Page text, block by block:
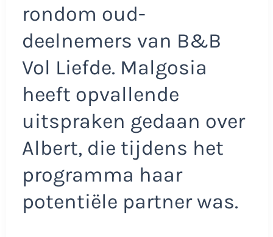
rondom oud-
deelnemers van B&B
Vol Liefde. Malgosia
heeft opvallende
uitspraken gedaan over
Albert, die tijdens het
programma haar
potentiële partner was.